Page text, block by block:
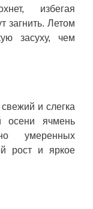
избегая
загнить. Летом
засуху, чем
и слегка
осени ячмень
умеренных
рост и яркое